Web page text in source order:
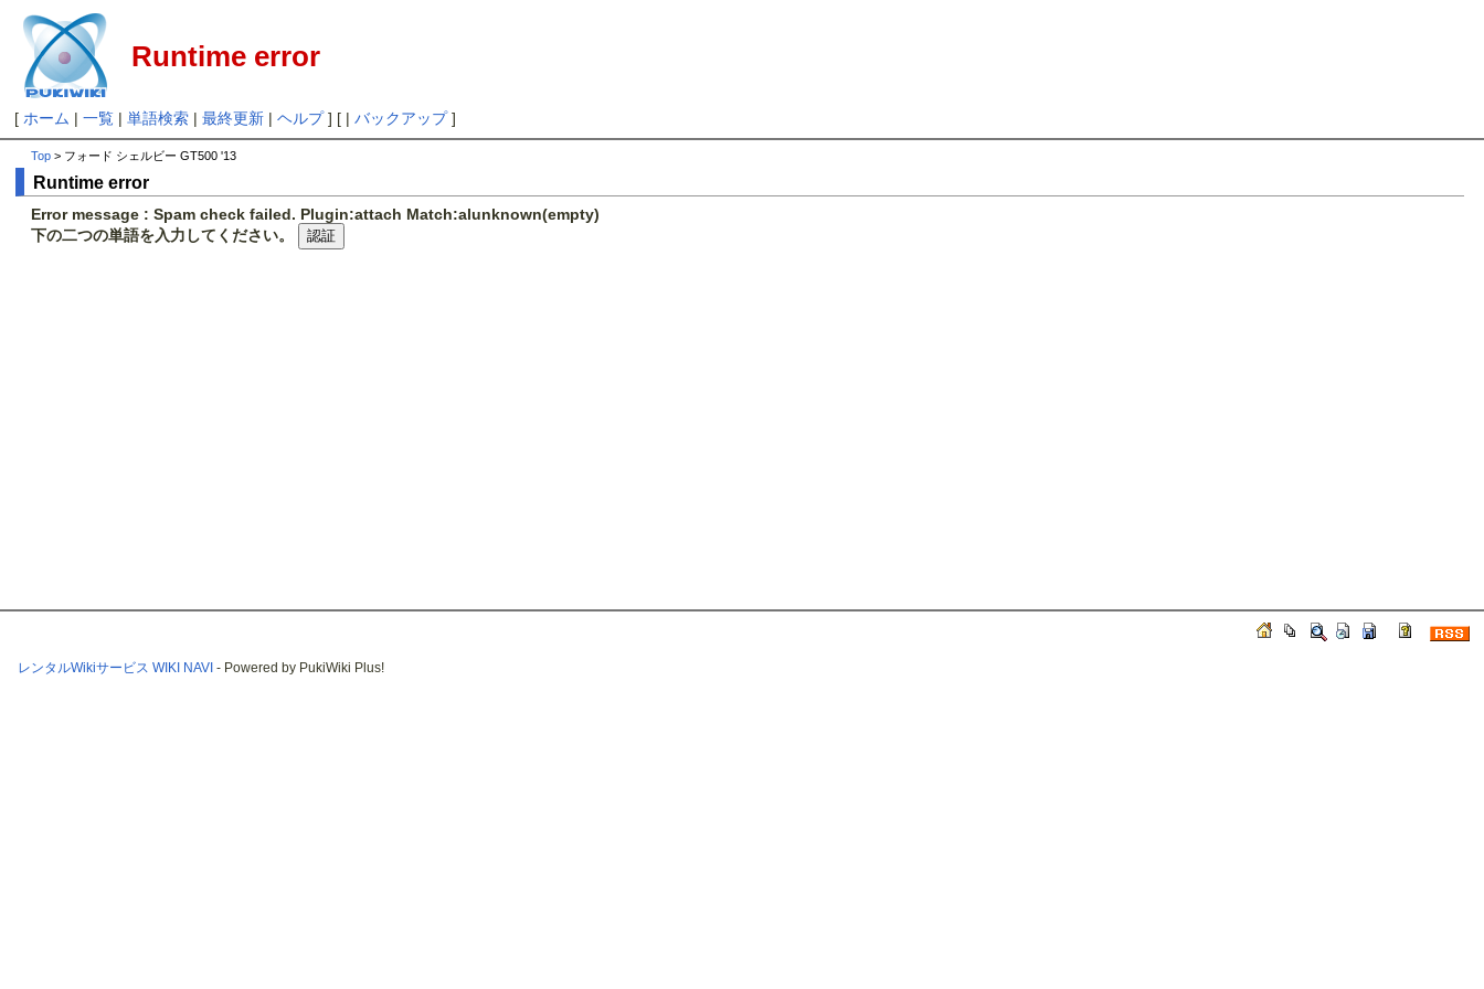
Runtime error
[ ホーム |一覧 |単語検索 |最終更新 |ヘルプ] [ |バックアップ]
Top > フォード シェルビー GT500 '13
Runtime error
Error message : Spam check failed. Plugin:attach Match:alunknown(empty)
下の二つの単語を入力してください。
レンタルWikiサービス WIKI NAVI - Powered by PukiWiki Plus!